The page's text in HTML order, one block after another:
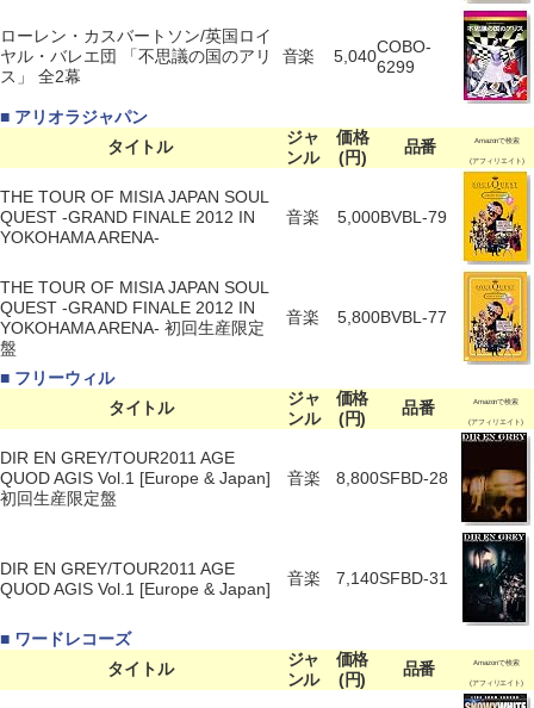
ローレン・カスバートソン/英国ロイ
ヤル・バレエ団 「不思議の国のアリ
ス」 全2幕
音楽 5,040COBO-
6299
■ アリオラジャパン
タイトル
ジャ
ンル
価格
(円)
品番 Amazonで検索
(アフィリエイト)
THE TOUR OF MISIA JAPAN SOUL
QUEST -GRAND FINALE 2012 IN
YOKOHAMA ARENA-
音楽 5,000BVBL-79
THE TOUR OF MISIA JAPAN SOUL
QUEST -GRAND FINALE 2012 IN
YOKOHAMA ARENA- 初回生産限定
盤
音楽 5,800BVBL-77
■ フリーウィル
タイトル
ジャ
ンル
価格
(円)
品番 Amazonで検索
(アフィリエイト)
DIR EN GREY/TOUR2011 AGE
QUOD AGIS Vol.1 [Europe & Japan]
初回生産限定盤
音楽 8,800SFBD-28
DIR EN GREY/TOUR2011 AGE
QUOD AGIS Vol.1 [Europe & Japan]
音楽 7,140SFBD-31
■ ワードレコーズ
タイトル
ジャ
ンル
価格
(円)
品番 Amazonで検索
(アフィリエイト)